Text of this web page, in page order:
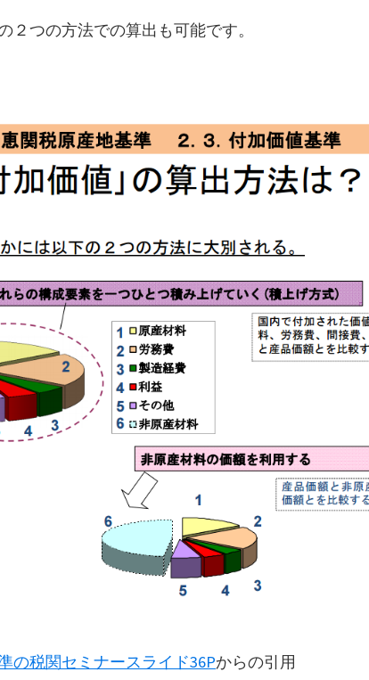
２つの方法での算出も可能です。
の税関セミナースライド36Pからの引用